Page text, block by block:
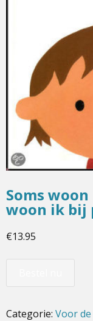
Soms
woon ik bij
€13.95
Categorie: Voor